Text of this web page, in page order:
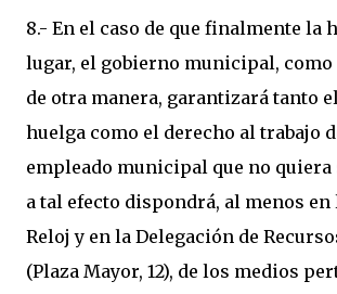
8.- En el caso de que finalmente la
lugar, el gobierno municipal, como
de otra manera, garantizará tanto
huelga como el derecho al trabajo
empleado municipal que no quiera
a tal efecto dispondrá, al menos en
Reloj y en la Delegación de
(Plaza Mayor, 12), de los medios